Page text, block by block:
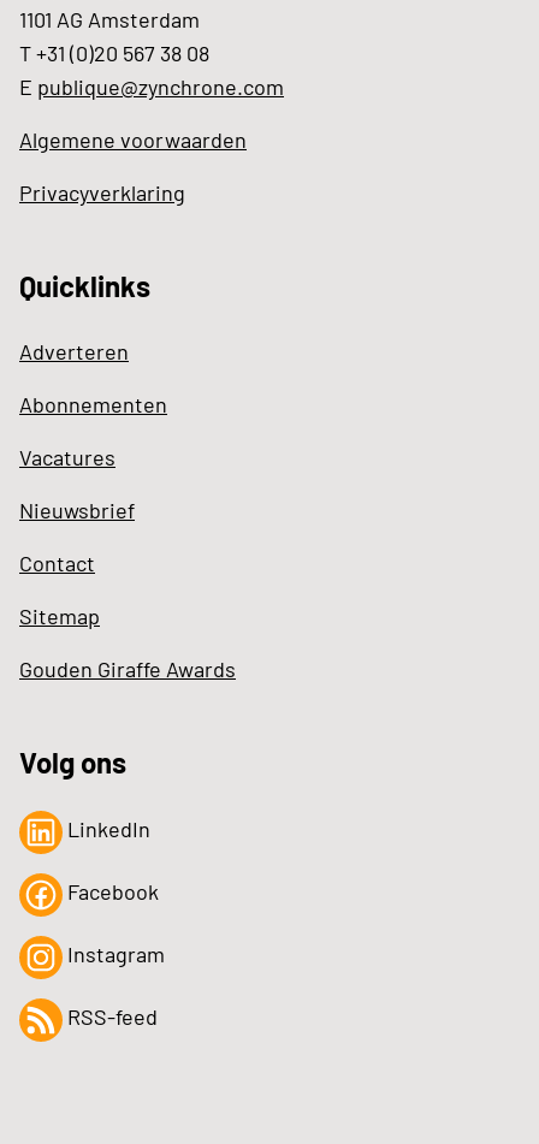
1101 AG Amsterdam
T +31 (0)20 567 38 08
E publique@zynchrone.com
Algemene voorwaarden
Privacyverklaring
Quicklinks
Adverteren
Abonnementen
Vacatures
Nieuwsbrief
Contact
Sitemap
Gouden Giraffe Awards
Volg ons
LinkedIn
Facebook
Instagram
RSS-feed